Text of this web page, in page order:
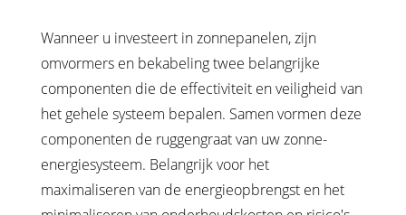
Wanneer u investeert in zonnepanelen, zijn
omvormers en bekabeling twee belangrijke
componenten die de effectiviteit en veiligheid van
het gehele systeem bepalen. Samen vormen deze
componenten de ruggengraat van uw zonne-
energiesysteem. Belangrijk voor het
maximaliseren van de energieopbrengst en het